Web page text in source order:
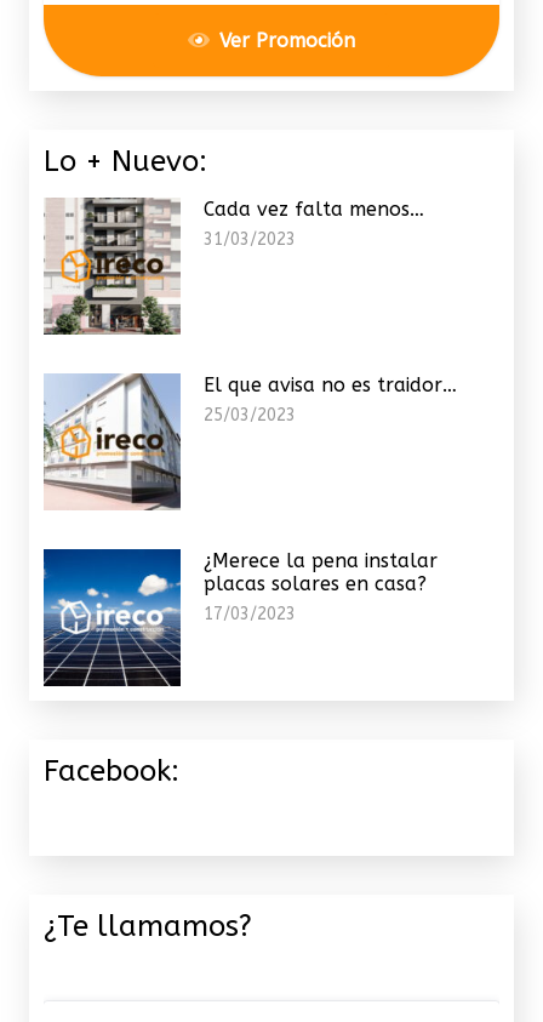
Ver Promoción
Lo + Nuevo:
Cada vez falta menos…
31/03/2023
El que avisa no es traidor…
25/03/2023
¿Merece la pena instalar
placas solares en casa?
17/03/2023
Facebook:
¿Te llamamos?